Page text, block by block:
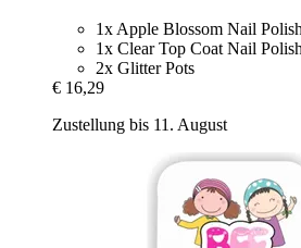
1x Apple Blossom Nail
1x Clear Top Coat Nail
2x Glitter Pots
€ 16,29
Zustellung bis 11. August